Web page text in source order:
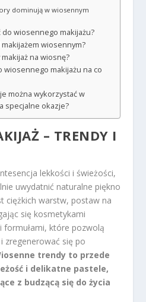
dominują w wiosennym
do wiosennego makijażu?
wiosennym?
na wiosnę?
wiosennego makijażu na co
można wykorzystać w
specjalne okazje?
– TRENDY I
lekkości i świeżości,
uwydatnić naturalne piękno
ciężkich warstw, postaw na
się kosmetykami
formułami, które pozwolą
zregenerować się po
trendy to przede
i delikatne pastele,
z budzącą się do życia